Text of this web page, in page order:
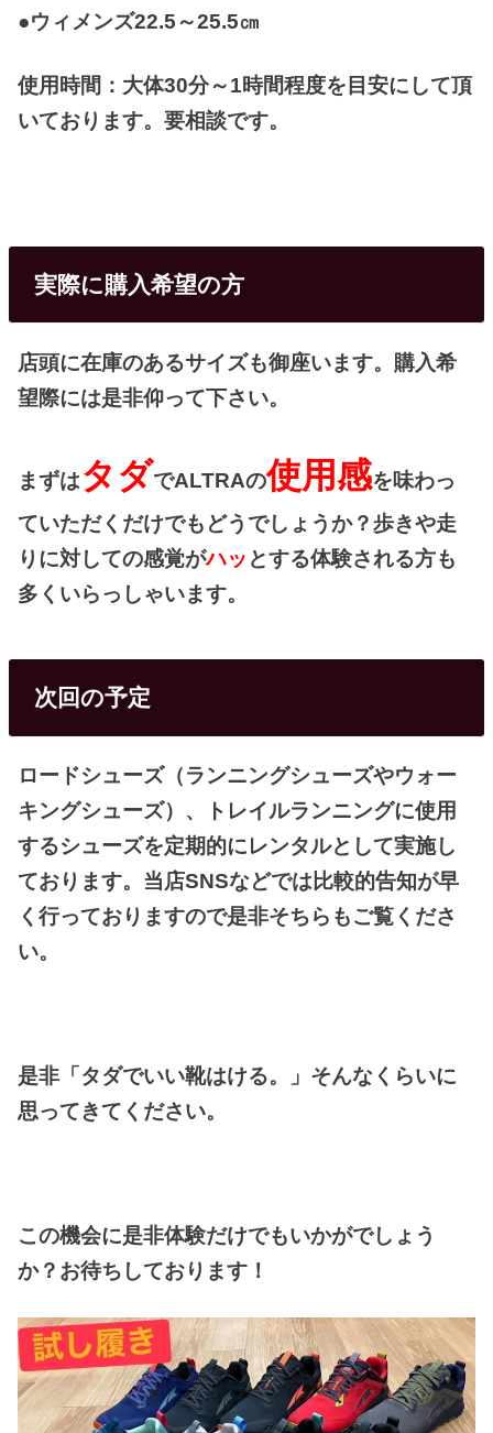
●ウィメンズ22.5～25.5㎝
使用時間：大体30分～1時間程度を目安にして頂
いております。要相談です。
実際に購入希望の方
店頭に在庫のあるサイズも御座います。購入希
望際には是非仰って下さい。
まずはタダでALTRAの使用感を味わっ
ていただくだけでもどうでしょうか？歩きや走
りに対しての感覚がハッ とする体験される方も
多くいらっしゃいます。
次回の予定
ロードシューズ（ランニングシューズやウォー
キングシューズ）、トレイルランニングに使用
するシューズを定期的にレンタルとして実施し
ております。当店SNSなどでは比較的告知が早
く行っておりますので是非そちらもご覧くださ
い。
是非「タダでいい靴はける。」そんなくらいに
思ってきてください。
この機会に是非体験だけでもいかがでしょう
か？お待ちしております！